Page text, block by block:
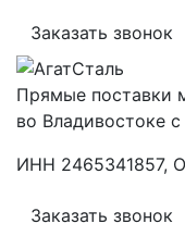
Заказать звонок
Прямые поставки
во Владивостоке
ИНН 2465341857,
Заказать звонок